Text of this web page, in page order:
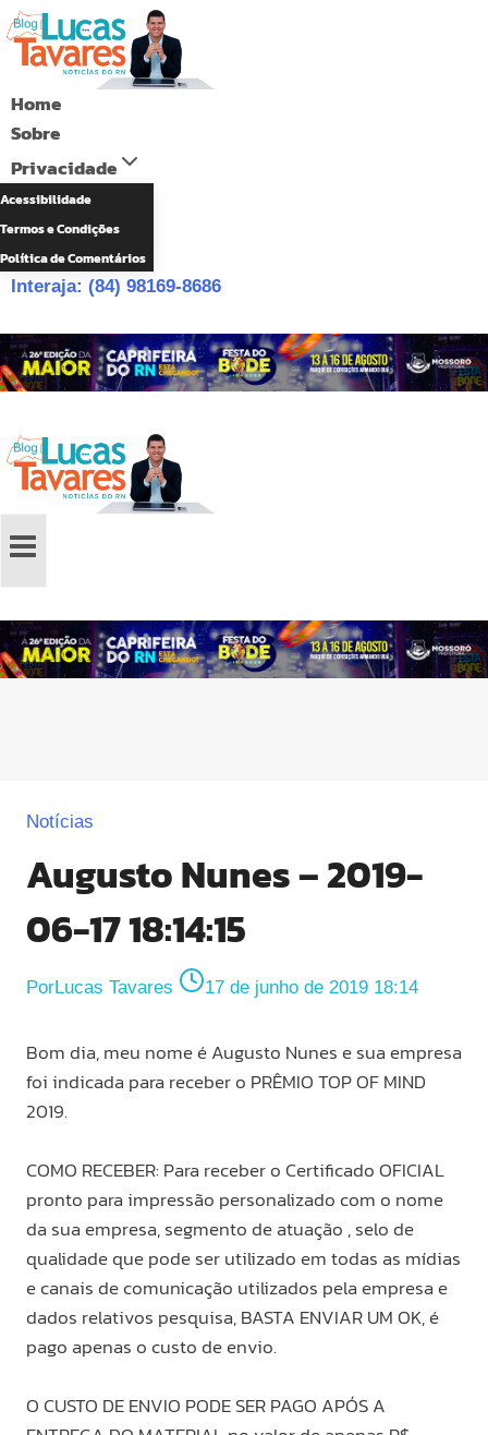
Pular
para
Conteúdo
Home
Sobre
Privacidade
Acessibilidade
Termos e Condições
Política de Comentários
Interaja: (84) 98169-8686
Notícias
Augusto Nunes – 2019-
06-17 18:14:15
PorLucas Tavares 17 de junho de 2019 18:14
Bom dia, meu nome é Augusto Nunes e sua empresa
foi indicada para receber o PRÊMIO TOP OF MIND
2019.
COMO RECEBER: Para receber o Certificado OFICIAL
pronto para impressão personalizado com o nome
da sua empresa, segmento de atuação , selo de
qualidade que pode ser utilizado em todas as mídias
e canais de comunicação utilizados pela empresa e
dados relativos pesquisa, BASTA ENVIAR UM OK, é
pago apenas o custo de envio.
O CUSTO DE ENVIO PODE SER PAGO APÓS A